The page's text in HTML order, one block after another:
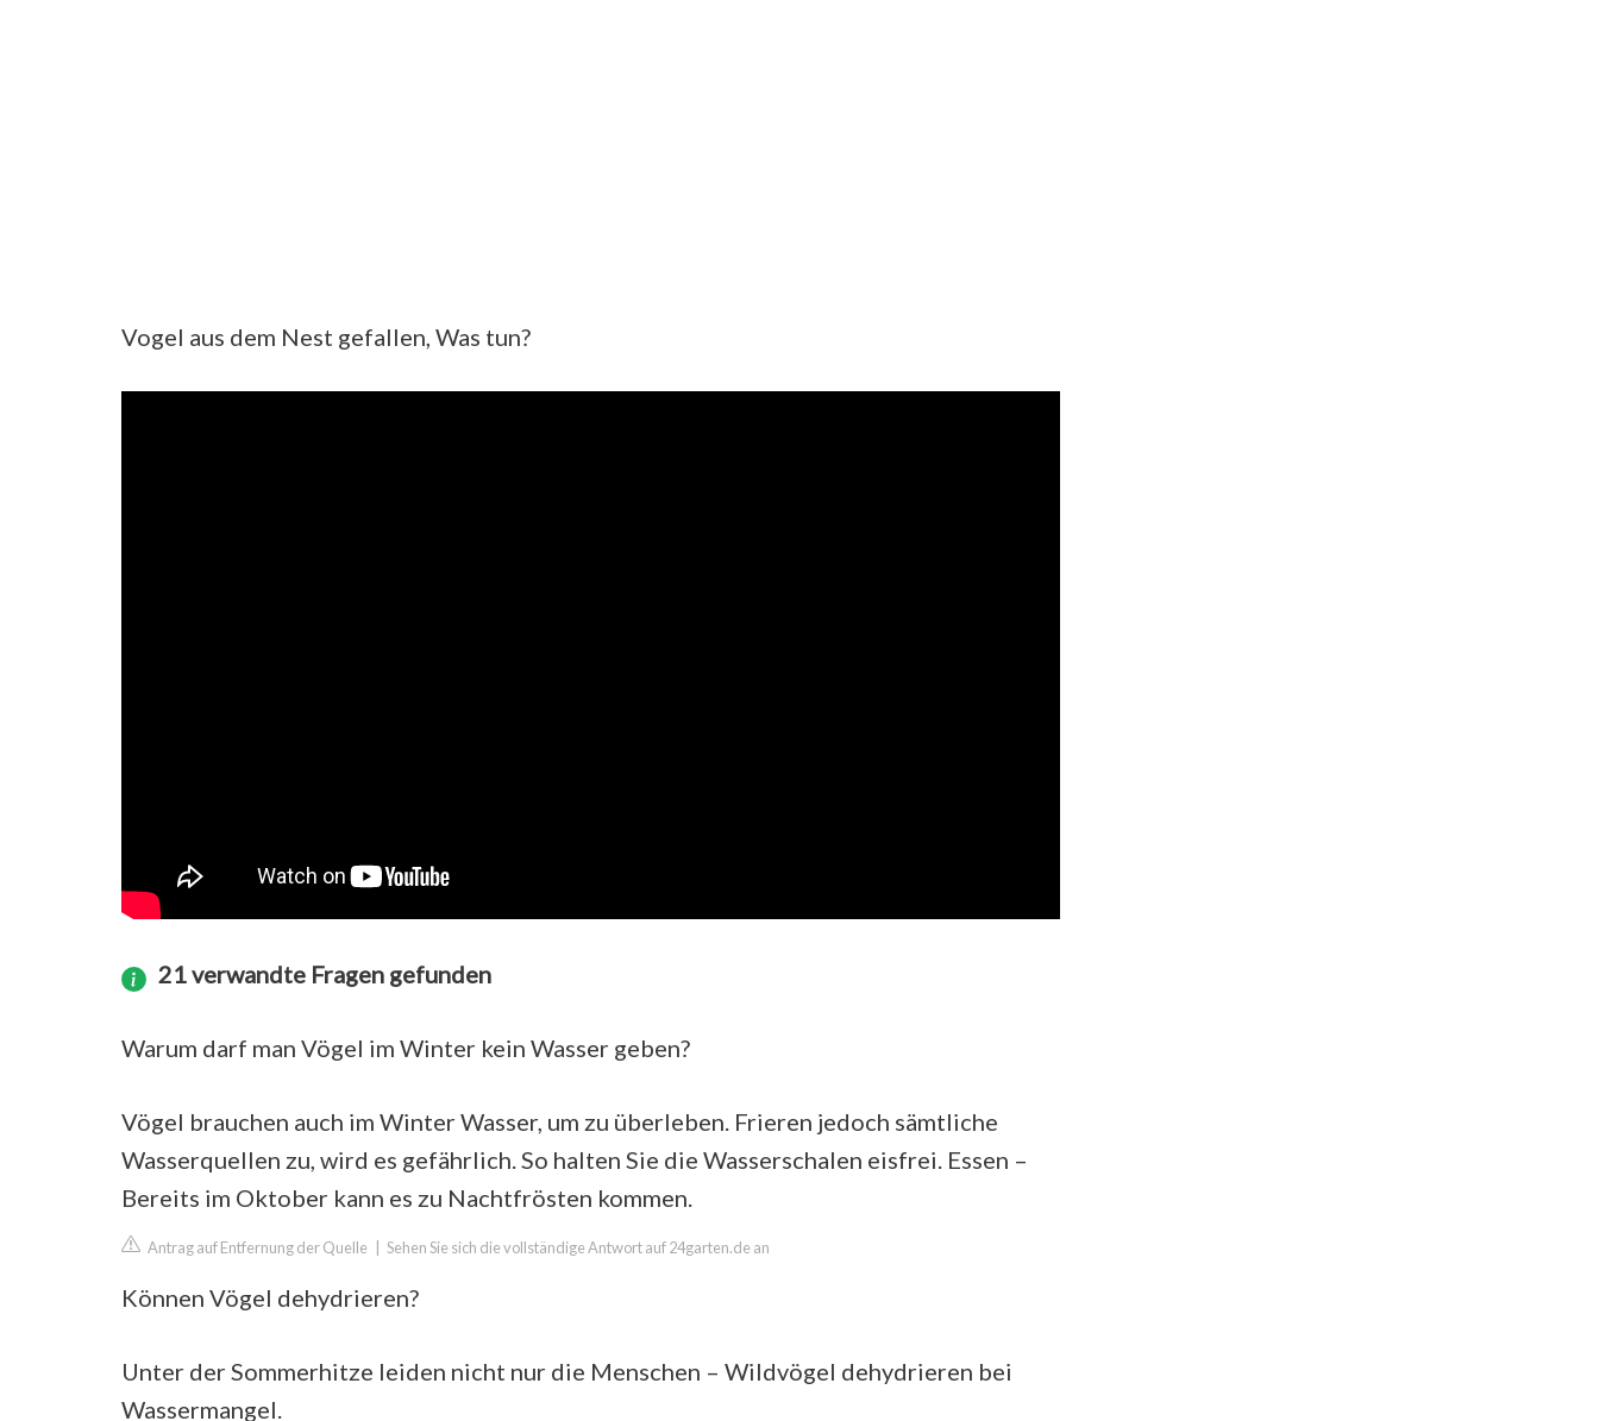
Vogel aus dem Nest gefallen, Was tun?
21 verwandte Fragen gefunden
Warum darf man Vögel im Winter kein Wasser geben?
Vögel brauchen auch im Winter Wasser, um zu überleben. Frieren jedoch sämtliche
Wasserquellen zu, wird es gefährlich. So halten Sie die Wasserschalen eisfrei. Essen –
Bereits im Oktober kann es zu Nachtfrösten kommen.
Antrag auf Entfernung der Quelle Sehen Sie sich die vollständige Antwort auf 24garten.de an
Können Vögel dehydrieren?
Unter der Sommerhitze leiden nicht nur die Menschen – Wildvögel dehydrieren bei
Wassermangel.